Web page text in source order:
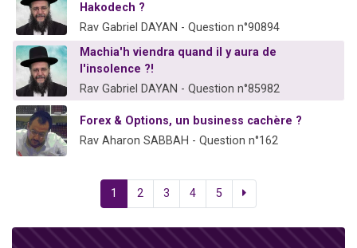
Hakodech ?
Rav Gabriel DAYAN - Question n°90894
Machia'h viendra quand il y aura de
l'insolence ?!
Rav Gabriel DAYAN - Question n°85982
Forex & Options, un business cachère ?
Rav Aharon SABBAH - Question n°162
1 2 3 4 5